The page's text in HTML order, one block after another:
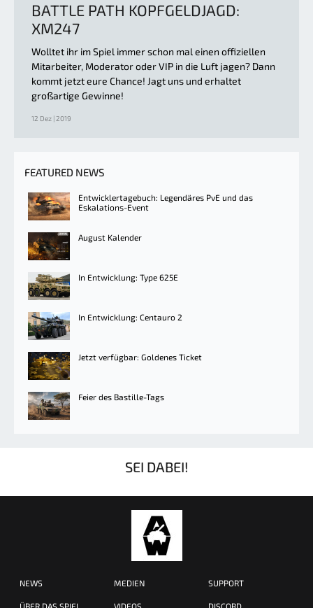
BATTLE PATH KOPFGELDJAGD:
XM247
Wolltet ihr im Spiel immer schon mal einen offiziellen
Mitarbeiter, Moderator oder VIP in die Luft jagen? Dann
kommt jetzt eure Chance! Jagt uns und erhaltet
großartige Gewinne!
12 Dez | 2019
FEATURED NEWS
Entwicklertagebuch: Legendäres PvE und das
Eskalations-Event
August Kalender
In Entwicklung: Type 625E
In Entwicklung: Centauro 2
Jetzt verfügbar: Goldenes Ticket
Feier des Bastille-Tags
SEI DABEI!
NEWS
ÜBER DAS SPIEL
MEDIEN
VIDEOS
SUPPORT
DISCORD